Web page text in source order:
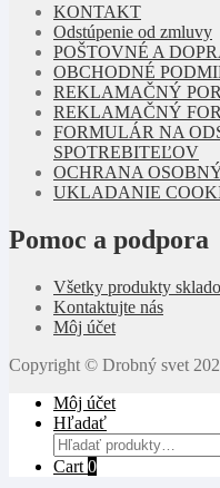
KONTAKT
Odstúpenie od zmluvy
POŠTOVNÉ A
OBCHODNÉ
REKLAMAČNÝ
REKLAMAČNÝ
FORMULÁR NA
SPOTREBITEĽOV
OCHRANA
UKLADANIE
Pomoc a podpora
Všetky produkty
Kontaktujte nás
Môj účet
Copyright © Drobný svet
Môj účet
Hľadať
Hľadať:
Cart 0